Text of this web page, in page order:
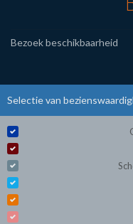
Bezoek beschikbaarheid
Selectie van